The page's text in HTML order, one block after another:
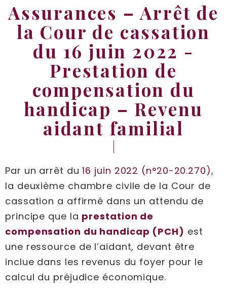
Assurances – Arrêt de
la Cour de cassation
du 16 juin 2022 -
Prestation de
compensation du
handicap – Revenu
aidant familial
Par un arrêt du16 juin 2022 (n°20-20.270),
la deuxième chambre civile de la Cour de
cassation a affirmé dans un attendu de
principe que la prestation de
compensation du handicap (PCH) est
une ressource de l’aidant, devant être
inclue dans les revenus du foyer pour le
calcul du préjudice économique.